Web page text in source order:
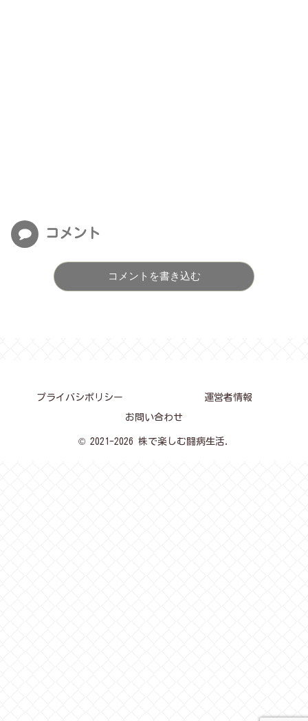
コメント
コメントを書き込む
プライバシポリシー 運営者情報
お問い合わせ
© 2021-2026 株で楽しむ闘病生活.